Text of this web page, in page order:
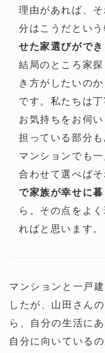
理由があれば、
分はこうだという
せた家選びがで
結局のところ家
き方がしたいの
です。私たちは
お気持ちをお伺
担っている部分も
マンションでも
合わせて選べばそ
で家族が幸せに
ら。その点をよ
ればと思います。
マンションと一戸
したが、山田さん
ら、自分の生活に
自分に向いている